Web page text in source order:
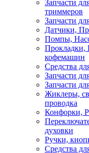
Запчасти
триммеров
Запчасти
Датчики,
Помпы,
Прокладки,
кофемашин
Средства
Запчасти
Запчасти
Жиклеры,
проводка
Конфорки,
духовки
Ручки,
Средства